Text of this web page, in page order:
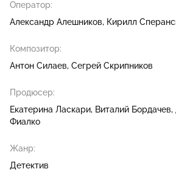
Оператор:
Александр Алешников
Кирилл
Композитор:
Антон Силаев Сегрей Скрипников
Продюсер:
Екатерина Ласкари Виталий Бордачев
Фиалко
Жанр:
Детектив